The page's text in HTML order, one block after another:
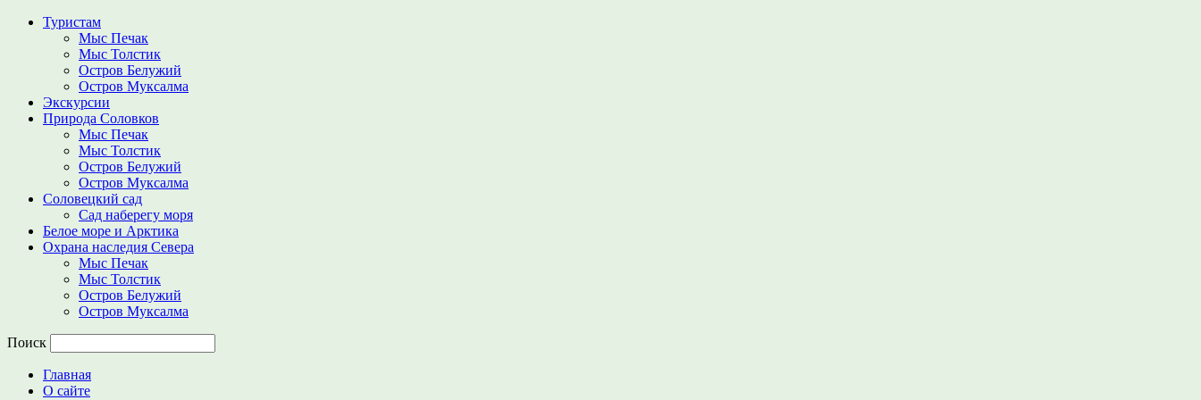
Туристам
Мыс Печак
Мыс Толстик
Остров Белужий
Остров Муксалма
Экскурсии
Природа Соловков
Мыс Печак
Мыс Толстик
Остров Белужий
Остров Муксалма
Соловецкий сад
Сад наберегу моря
Белое море и Арктика
Охрана наследия Севера
Мыс Печак
Мыс Толстик
Остров Белужий
Остров Муксалма
Поиск
Главная
О сайте